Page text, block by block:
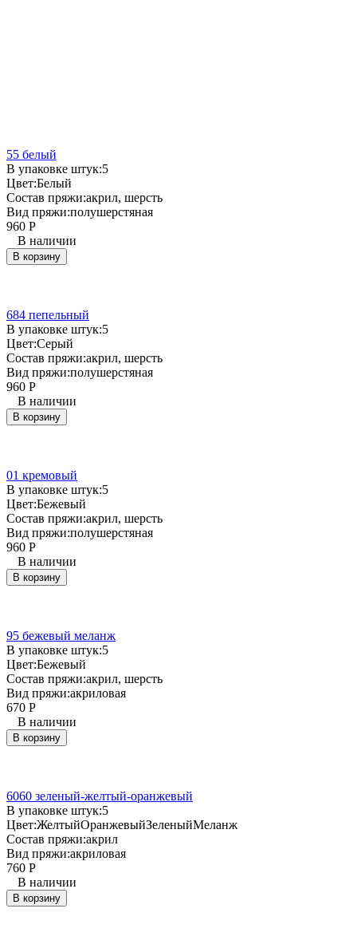
55 белый
В упаковке штук:5
Цвет:Белый
Состав пряжи:акрил, шерсть
Вид пряжи:полушерстяная
960 Р
В наличии
В корзину
684 пепельный
В упаковке штук:5
Цвет:Серый
Состав пряжи:акрил, шерсть
Вид пряжи:полушерстяная
960 Р
В наличии
В корзину
01 кремовый
В упаковке штук:5
Цвет:Бежевый
Состав пряжи:акрил, шерсть
Вид пряжи:полушерстяная
960 Р
В наличии
В корзину
95 бежевый меланж
В упаковке штук:5
Цвет:Бежевый
Состав пряжи:акрил, шерсть
Вид пряжи:акриловая
670 Р
В наличии
В корзину
6060 зеленый-желтый-оранжевый
В упаковке штук:5
Цвет:ЖелтыйОранжевыйЗеленыйМеланж
Состав пряжи:акрил
Вид пряжи:акриловая
760 Р
В наличии
В корзину